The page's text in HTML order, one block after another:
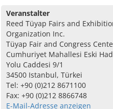
Veranstalter
Reed Tüyap Fairs and
Organization Inc.
Tüyap Fair and Congress
Cumhuriyet Mahallesi Eski
Yolu Caddesi 9/1
34500 Istanbul, Türkei
Tel: +90 (0)212 8671100
Fax: +90 (0)212 8866748
E-Mail-Adresse anzeigen